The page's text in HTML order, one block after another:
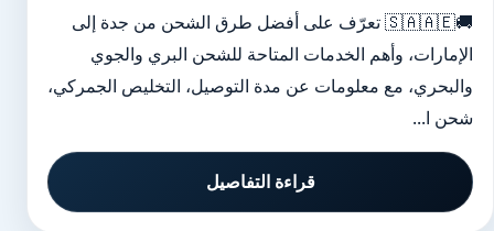
🚚🇸🇦🇦🇪 تعرّف على أفضل طرق الشحن من جدة إلى
الإمارات، وأهم الخدمات المتاحة للشحن البري والجوي
والبحري، مع معلومات عن مدة التوصيل، التخليص الجمركي،
شحن ا...
قراءة التفاصيل